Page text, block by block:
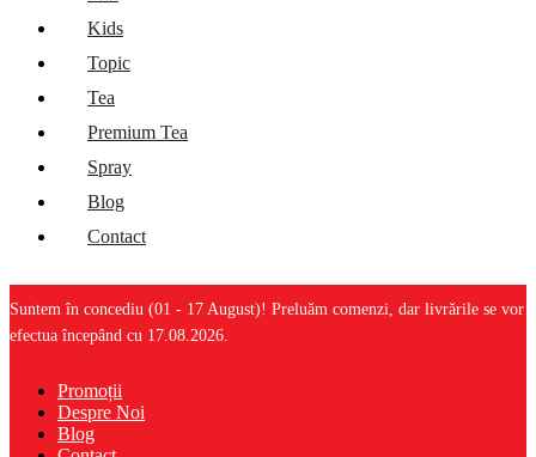
Kids
Topic
Tea
Premium Tea
Spray
Blog
Contact
Suntem în concediu (01 - 17 August)! Preluăm comenzi, dar livrările se vor
efectua începând cu 17.08.2026.
Promoții
Despre Noi
Blog